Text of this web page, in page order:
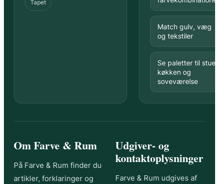
Tapet
Match gulv, væg
og tekstiler
Se paletter til stue,
køkken og
soveværelse
Om Farve & Rum
På Farve & Rum finder du
artikler, forklaringer og
Udgiver- og
kontaktoplysninger
Farve & Rum udgives af